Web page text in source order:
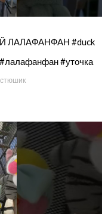
ЛАЛАФАНФАН #duck
#уточка